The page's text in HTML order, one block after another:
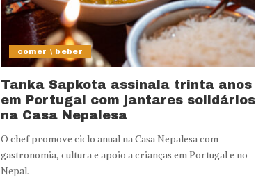
comer \ beber
Tanka Sapkota assinala trinta anos
em Portugal com jantares solidários
na Casa Nepalesa
O chef promove ciclo anual na Casa Nepalesa com
gastronomia, cultura e apoio a crianças em Portugal e no
Nepal.